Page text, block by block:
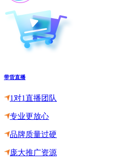
带货直播
1对1直播团队
专业更放心
品牌质量过硬
庞大推广资源